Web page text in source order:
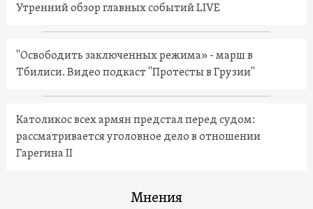
Утренний обзор главных событий LIVE
"Освободить заключенных режима» - марш в
Тбилиси. Видео подкаст "Протесты в Грузии"
Католикос всех армян предстал перед судом:
рассматривается уголовное дело в отношении
Гарегина II
Мнения